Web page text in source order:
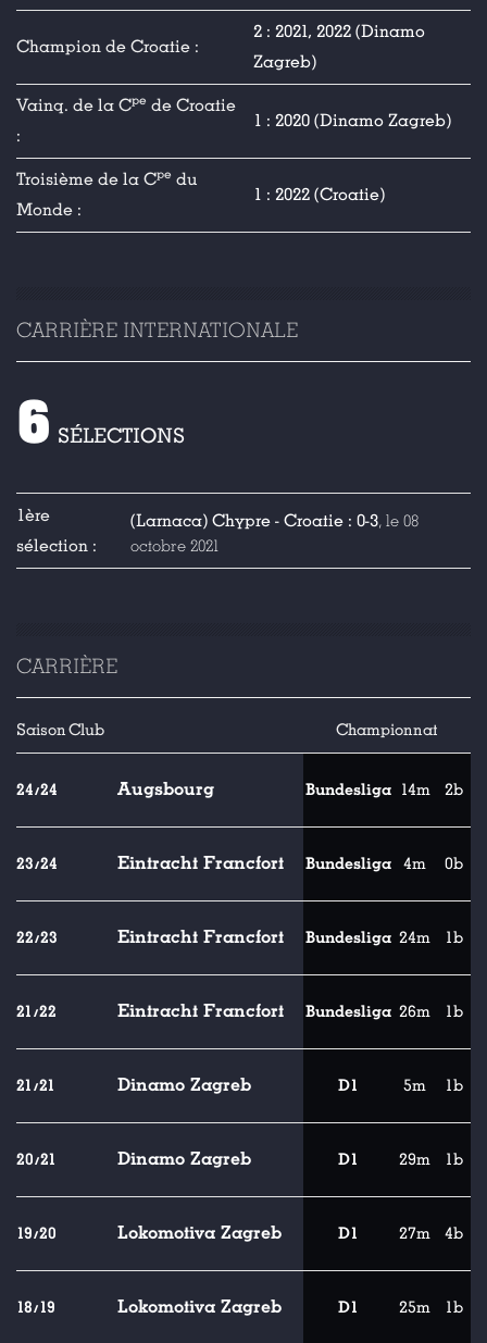
Champion de Croatie :
2 : 2021, 2022 (Dinamo
Zagreb)
Vainq. de la Cpe de Croatie
:
1 : 2020 (Dinamo Zagreb)
Troisième de la Cpe du
Monde :
1 : 2022 (Croatie)
CARRIÈRE INTERNATIONALE
6 SÉLECTIONS
1ère
sélection :
(Larnaca) Chypre - Croatie : 0-3, le 08
octobre 2021
CARRIÈRE
SaisonClub Championnat
24/24 Augsbourg Bundesliga 14m 2b
23/24 Eintracht Francfort Bundesliga 4m 0b
22/23 Eintracht Francfort Bundesliga 24m 1b
21/22 Eintracht Francfort Bundesliga 26m 1b
21/21 Dinamo Zagreb D1 5m 1b
20/21 Dinamo Zagreb D1 29m 1b
19/20 Lokomotiva Zagreb D1 27m 4b
18/19 Lokomotiva Zagreb D1 25m 1b